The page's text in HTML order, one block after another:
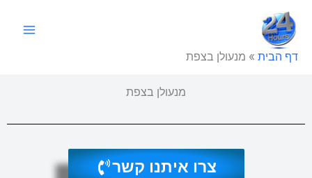
לתוכן
דף הבית » מנעולן בצפת
מנעולן בצפת
צרו איתנו קשר